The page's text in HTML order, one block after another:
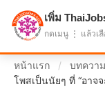
แบ่งปันโอกาส
หน้าแรก / บทควา
โพสเป็นนัยๆ ที่ “อาจ
เพิ่ม
กดเมนู ⋮ แล้วเ